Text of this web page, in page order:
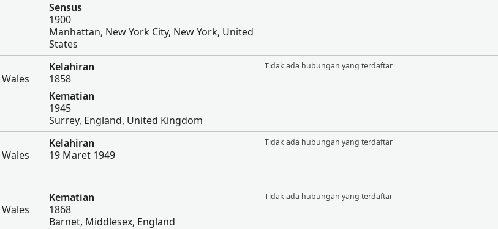
Sensus
1900
Manhattan, New York City, New York, United
States
Kelahiran
1858
Kematian
1945
Surrey, England, United Kingdom
Tidak ada hubungan yang terdaftar
Kelahiran
19 Maret 1949
Tidak ada hubungan yang terdaftar
Kematian
1868
Barnet, Middlesex, England
Tidak ada hubungan yang terdaftar